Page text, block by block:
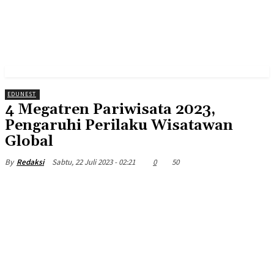
EDUNEST
4 Megatren Pariwisata 2023,
Pengaruhi Perilaku Wisatawan
Global
By Redaksi Sabtu, 22 Juli 2023 - 02:21 0 50